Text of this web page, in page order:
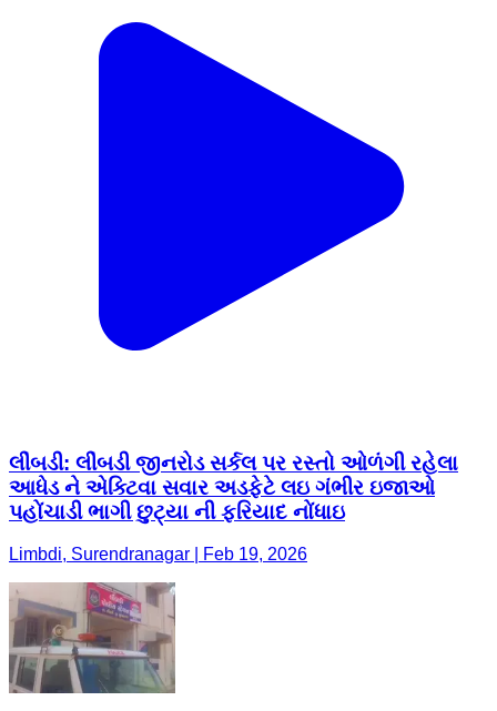
લીંબડી: લીંબડી જીનરોડ સર્કલ પર રસ્તો ઓળંગી રહેલા
આધેડ ને એક્ટિવા સવાર અડફેટે લઇ ગંભીર ઇજાઓ
પહોંચાડી ભાગી છુટ્યા ની ફરિયાદ નોંધાઇ
Limbdi, Surendranagar | Feb 19, 2026